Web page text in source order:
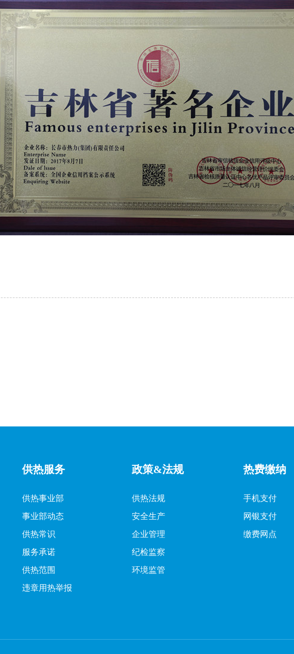
供热服务
供热事业部
事业部动态
供热常识
服务承诺
供热范围
违章用热举报
政策&法规
供热法规
安全生产
企业管理
纪检监察
环境监管
热费缴纳
手机支付
网银支付
缴费网点